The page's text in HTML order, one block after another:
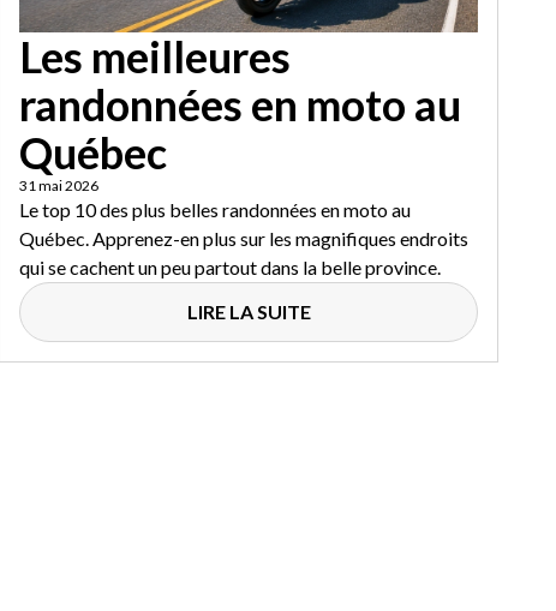
Les meilleures
randonnées en moto au
Québec
31 mai 2026
Le top 10 des plus belles randonnées en moto au
Québec. Apprenez-en plus sur les magnifiques endroits
qui se cachent un peu partout dans la belle province.
LIRE LA SUITE